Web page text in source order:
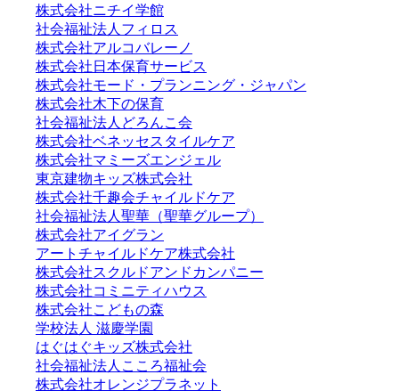
株式会社ニチイ学館
社会福祉法人フィロス
株式会社アルコバレーノ
株式会社日本保育サービス
株式会社モード・プランニング・ジャパン
株式会社木下の保育
社会福祉法人どろんこ会
株式会社ベネッセスタイルケア
株式会社マミーズエンジェル
東京建物キッズ株式会社
株式会社千趣会チャイルドケア
社会福祉法人聖華（聖華グループ）
株式会社アイグラン
アートチャイルドケア株式会社
株式会社スクルドアンドカンパニー
株式会社コミニティハウス
株式会社こどもの森
学校法人 滋慶学園
はぐはぐキッズ株式会社
社会福祉法人こころ福祉会
株式会社オレンジプラネット